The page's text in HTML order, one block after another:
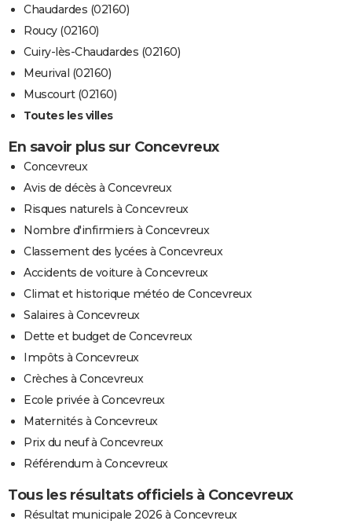
Chaudardes (02160)
Roucy (02160)
Cuiry-lès-Chaudardes (02160)
Meurival (02160)
Muscourt (02160)
Toutes les villes
En savoir plus sur Concevreux
Concevreux
Avis de décès à Concevreux
Risques naturels à Concevreux
Nombre d'infirmiers à Concevreux
Classement des lycées à Concevreux
Accidents de voiture à Concevreux
Climat et historique météo de Concevreux
Salaires à Concevreux
Dette et budget de Concevreux
Impôts à Concevreux
Crèches à Concevreux
Ecole privée à Concevreux
Maternités à Concevreux
Prix du neuf à Concevreux
Référendum à Concevreux
Tous les résultats officiels à Concevreux
Résultat municipale 2026 à Concevreux